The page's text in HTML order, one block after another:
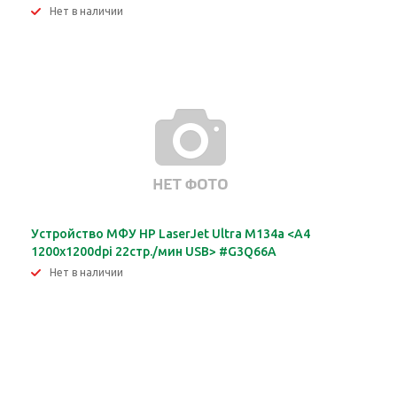
Нет в наличии
Устройство МФУ HP LaserJet Ultra M134a <A4
1200х1200dpi 22стр./мин USB> #G3Q66A
Нет в наличии